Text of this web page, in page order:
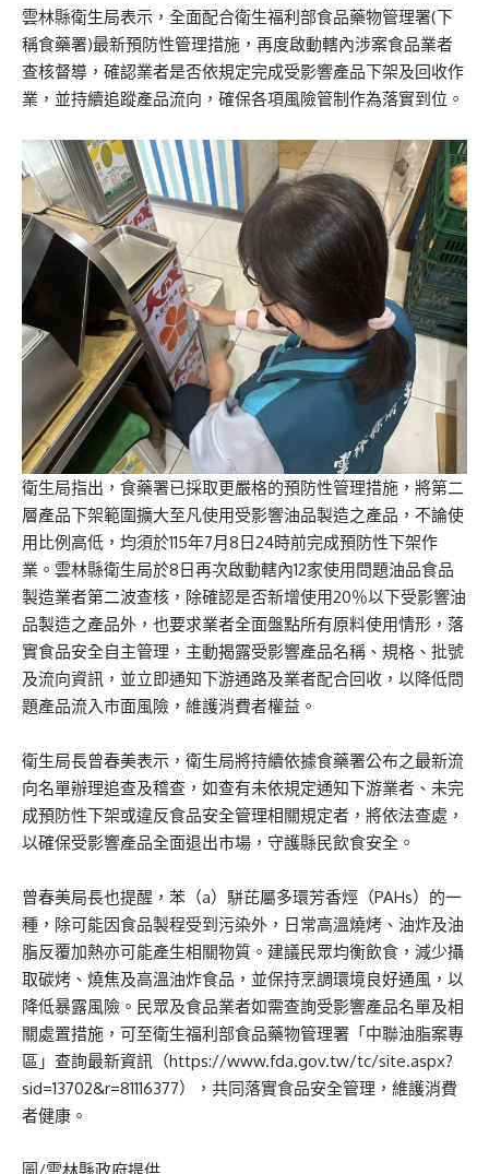
雲林縣衛生局表示，全面配合衛生福利部食品藥物管理署(下
稱食藥署)最新預防性管理措施，再度啟動轄內涉案食品業者
查核督導，確認業者是否依規定完成受影響產品下架及回收作
業，並持續追蹤產品流向，確保各項風險管制作為落實到位。
衛生局指出，食藥署已採取更嚴格的預防性管理措施，將第二
層產品下架範圍擴大至凡使用受影響油品製造之產品，不論使
用比例高低，均須於115年7月8日24時前完成預防性下架作
業。雲林縣衛生局於8日再次啟動轄內12家使用問題油品食品
製造業者第二波查核，除確認是否新增使用20％以下受影響油
品製造之產品外，也要求業者全面盤點所有原料使用情形，落
實食品安全自主管理，主動揭露受影響產品名稱、規格、批號
及流向資訊，並立即通知下游通路及業者配合回收，以降低問
題產品流入市面風險，維護消費者權益。
衛生局長曾春美表示，衛生局將持續依據食藥署公布之最新流
向名單辦理追查及稽查，如查有未依規定通知下游業者、未完
成預防性下架或違反食品安全管理相關規定者，將依法查處，
以確保受影響產品全面退出市場，守護縣民飲食安全。
曾春美局長也提醒，苯（a）駢芘屬多環芳香烴（PAHs）的一
種，除可能因食品製程受到污染外，日常高溫燒烤、油炸及油
脂反覆加熱亦可能產生相關物質。建議民眾均衡飲食，減少攝
取碳烤、燒焦及高溫油炸食品，並保持烹調環境良好通風，以
降低暴露風險。民眾及食品業者如需查詢受影響產品名單及相
關處置措施，可至衛生福利部食品藥物管理署「中聯油脂案專
區」查詢最新資訊（https://www.fda.gov.tw/tc/site.aspx?
sid=13702&r=81116377），共同落實食品安全管理，維護消費
者健康。